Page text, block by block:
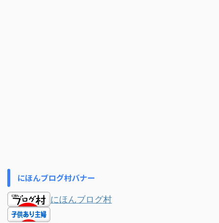
にほんブログ村バナー
にほんブログ村